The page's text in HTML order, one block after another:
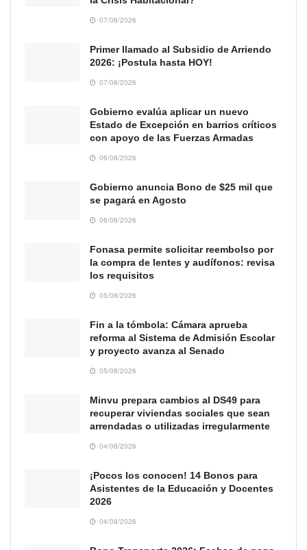
07/08/2026
Primer llamado al Subsidio de Arriendo
2026: ¡Postula hasta HOY!
07/08/2026
Gobierno evalúa aplicar un nuevo
Estado de Excepción en barrios críticos
con apoyo de las Fuerzas Armadas
06/08/2026
Gobierno anuncia Bono de $25 mil que
se pagará en Agosto
06/08/2026
Fonasa permite solicitar reembolso por
la compra de lentes y audífonos: revisa
los requisitos
05/08/2026
Fin a la tómbola: Cámara aprueba
reforma al Sistema de Admisión Escolar
y proyecto avanza al Senado
05/08/2026
Minvu prepara cambios al DS49 para
recuperar viviendas sociales que sean
arrendadas o utilizadas irregularmente
04/08/2026
¡Pocos los conocen! 14 Bonos para
Asistentes de la Educación y Docentes
2026
04/08/2026